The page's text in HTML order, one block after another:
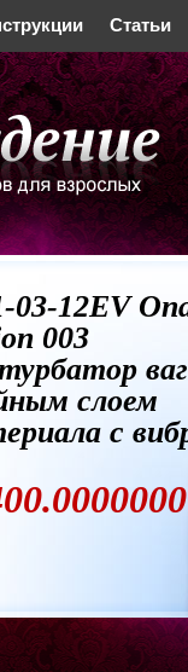
Статьи
03-12EV
003
слоем
с